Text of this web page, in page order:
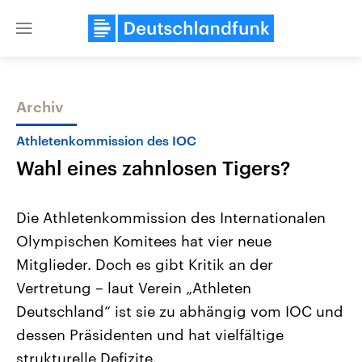
Close
Themen
Landtagswahl Sachsen-Anhalt
2026
Alle Informationen
Sachsen-Anhalt wählt am 6.
September 2026 einen neuen
Bundesland von einer Koalition aus
USA
Aktuelle Beiträge,
Hintergründe
Wirtschaftlich und
gehören die Vereinigten
den mächtigsten Ländern
Archiv
Athletenkommission des IOC
Wahl eines zahnlosen Tigers?
Die Athletenkommission des Internationalen
Olympischen Komitees hat vier neue
Mitglieder. Doch es gibt Kritik an der
Vertretung – laut Verein „Athleten
Deutschland“ ist sie zu abhängig vom IOC und
dessen Präsidenten und hat vielfältige
strukturelle Defizite.